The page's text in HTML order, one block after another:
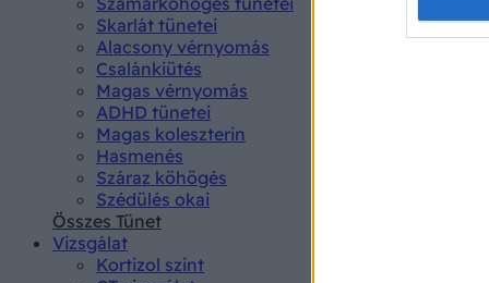
Skarlát tünetei
Alacsony vérnyomás
Csalánkiütés
Magas vérnyomás
ADHD tünetei
Magas koleszterin
Hasmenés
Száraz köhögés
Szédülés okai
Összes Tünet
Vizsgálat
Kortizol szint